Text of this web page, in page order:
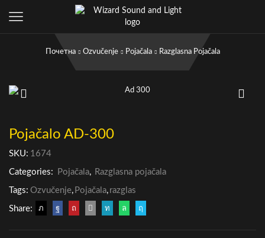
Почетна Ozvučenje Pojačala Razglasna Pojačala
Pojačalo AD-300
SKU: 1674
Categories: Pojačala, Razglasna pojačala
Tags: Ozvučenje, Pojačala, razglas
Share: